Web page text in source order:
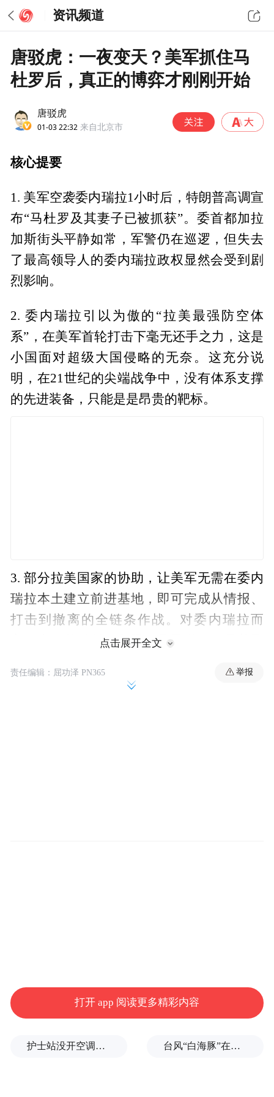
资讯频道
唐驳虎：一夜变天？美军抓住马
杜罗后，真正的博弈才刚刚开始
唐驳虎
01-03 22:32 来自北京市
核心提要
1. 美军空袭委内瑞拉1小时后，特朗普高调宣
布“马杜罗及其妻子已被抓获”。委首都加拉
加斯街头平静如常，军警仍在巡逻，但失去
了最高领导人的委内瑞拉政权显然会受到剧
烈影响。
2. 委内瑞拉引以为傲的“拉美最强防空体
系”，在美军首轮打击下毫无还手之力，这是
小国面对超级大国侵略的无奈。这充分说
明，在21世纪的尖端战争中，没有体系支撑
的先进装备，只能是是昂贵的靶标。
3. 部分拉美国家的协助，让美军无需在委内
瑞拉本土建立前进基地，即可完成从情报、
打击到撤离的全链条作战。对委内瑞拉而
言，真正的“斩首”利器不是导弹，而是美国
加拉加斯的夜被撕开。
点击展开全文
责任编辑：屈功泽 PN365 举报
打开 app 阅读更多精彩内容
护士站没开空调、全员向领导打招呼被表扬？上海一民营医院回应 台风“白海豚”在浙江乐清二次登陆